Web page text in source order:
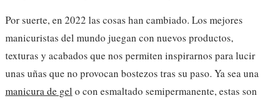
Por suerte, en 2022 las cosas han cambiado. Los mejores
manicuristas del mundo juegan con nuevos productos,
texturas y acabados que nos permiten inspirarnos para lucir
unas uñas que no provocan bostezos tras su paso. Ya sea una
manicura de gel o con esmaltado semipermanente, estas son